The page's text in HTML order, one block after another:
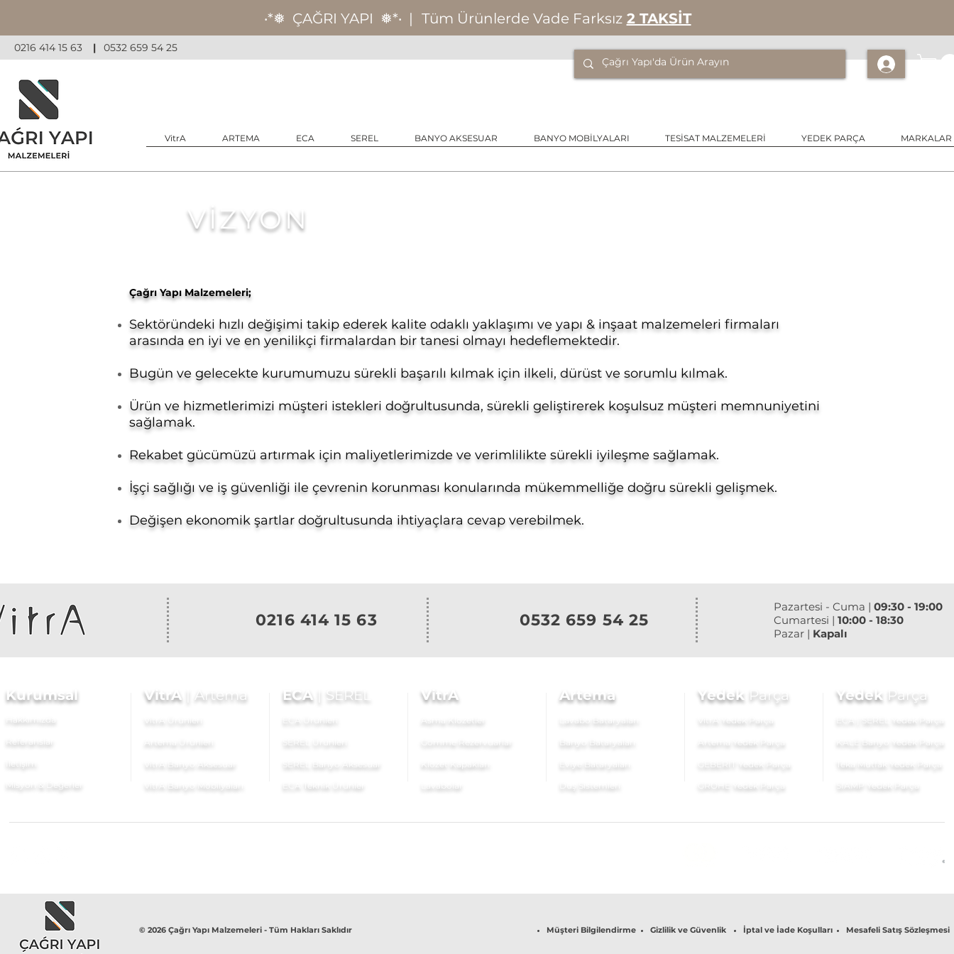
‧*❅ ÇAĞRI YAPI ❅*‧ | Tüm Ürünlerde Vade Farksız 2 TAKSİT
0216 414 15 63 | 0532 659 54 25
VitrA ARTEMA ECA SEREL BANYO AKSESUAR BANYO MOBİLYALARI TESİSAT MALZEMELERİ YEDEK PARÇA MARKALAR
VİZYON
Çağrı Yapı Malzemeleri;
Sektöründeki hızlı değişimi takip ederek kalite odaklı yaklaşımı ve yapı & inşaat malzemeleri firmaları
arasında en iyi ve en yenilikçi firmalardan bir tanesi olmayı hedeflemektedir.
Bugün ve gelecekte kurumumuzu sürekli başarılı kılmak için ilkeli, dürüst ve sorumlu kılmak.
Ürün ve hizmetlerimizi müşteri istekleri doğrultusunda, sürekli geliştirerek koşulsuz müşteri memnuniyetini
sağlamak.
Rekabet gücümüzü artırmak için maliyetlerimizde ve verimlilikte sürekli iyileşme sağlamak.
İşçi sağlığı ve iş güvenliği ile çevrenin korunması konularında mükemmelliğe doğru sürekli gelişmek.
Değişen ekonomik şartlar doğrultusunda ihtiyaçlara cevap verebilmek.
0216 414 15 63 0532 659 54 25
Pazartesi - Cuma | 09:30 - 19:00
Cumartesi | 10:00 - 18:30
Pazar | Kapalı
Kurumsal
Hakkımızda
Referanslar
İletişim
Misyon & Değerler
VitrA Artema
VitrA Banyo Aksesuar
VitrA Banyo Mobilyaları
VitrA
Asma Klozetler
Klozet Kapakları
Lavabolar
Artema
Lavabo Bataryaları
Banyo Bataryaları
Eviye Bataryaları
ECA SEREL
SEREL Ürünleri
SEREL Banyo Aksesuar
ECA Teknik Ürünler
Yedek Parça
VitrA Yedek Parça
Artema Yedek Parça
GEBERİT Yedek Parça
GROHE Yedek Parça
Yedek Parça
ECA | SEREL Yedek Parça
KALE Banyo Yedek Parça
Teka Mutfak Yedek Parça
SIAMP Yedek Parça
© 2026 Çağrı Yapı Malzemeleri - Tüm Hakları Saklıdır Müşteri Bilgilendirme Gizlilik ve Güvenlik İptal ve İade Koşulları Mesafeli Satış Sözleşmesi